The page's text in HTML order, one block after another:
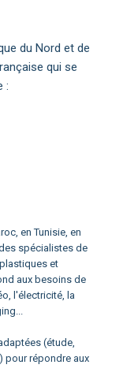
du Nord et de
qui se
:
en Tunisie, en
spécialistes de
et
aux besoins de
l'électricité, la
(étude,
pour répondre aux